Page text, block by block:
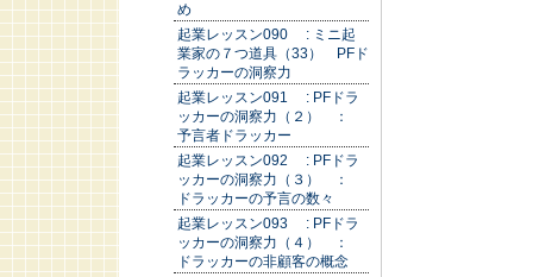
め
起業レッスン090 : ミニ起
業家の７つ道具（33） PFド
ラッカーの洞察力
起業レッスン091 : PFドラ
ッカーの洞察力（２） ：
予言者ドラッカー
起業レッスン092 : PFドラ
ッカーの洞察力（３） ：
ドラッカーの予言の数々
起業レッスン093 : PFドラ
ッカーの洞察力（４） ：
ドラッカーの非顧客の概念